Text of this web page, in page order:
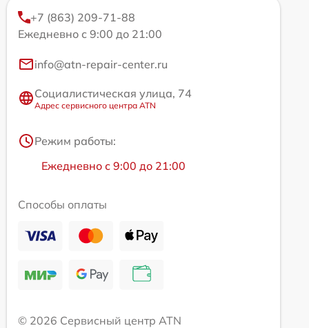
+7 (863) 209-71-88
Ежедневно с 9:00 до 21:00
info@atn-repair-center.ru
Социалистическая улица, 74
Адрес сервисного центра ATN
Режим работы:
Ежедневно с 9:00 до 21:00
Способы оплаты
© 2026 Сервисный центр ATN